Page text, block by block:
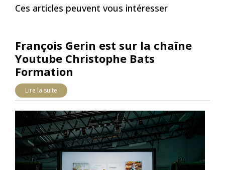
Ces articles peuvent vous intéresser
François Gerin est sur la chaîne
Youtube Christophe Bats
Formation
Lire la suite